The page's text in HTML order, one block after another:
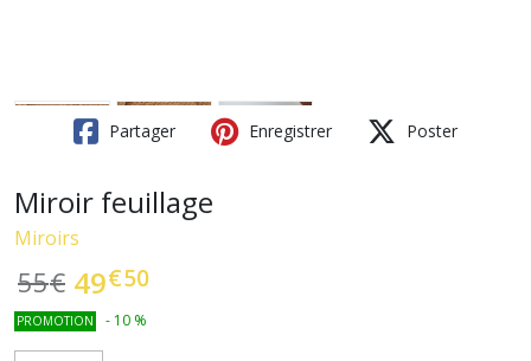
Partager Enregistrer Poster
Miroir feuillage
Miroirs
55€ 49€50
PROMOTION - 10 %